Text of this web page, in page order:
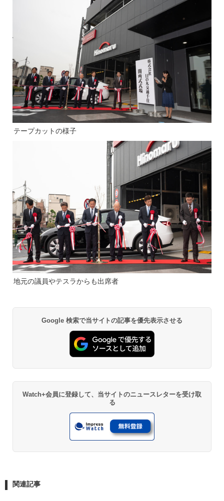
テープカットの様子
地元の議員やテスラからも出席者
Google 検索で当サイトの記事を優先表示させる
Watch+会員に登録して、当サイトのニュースレターを受け取
る
関連記事